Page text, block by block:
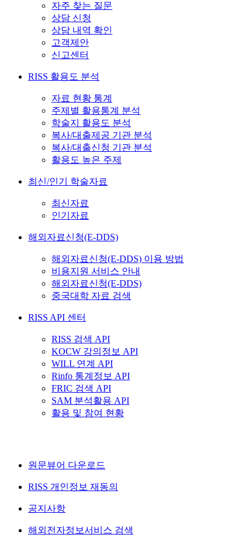
자주 찾는 질문
상담 신청
상담 내역 확인
고객제안
신고센터
RISS 활용도 분석
자료 현황 통계
주제별 활용통계 분석
학술지 활용도 분석
복사/대출제공 기관 분석
복사/대출신청 기관 분석
활용도 높은 주제
최신/인기 학술자료
최신자료
인기자료
해외자료신청(E-DDS)
해외자료신청(E-DDS) 이용 방법
비용지원 서비스 안내
해외자료신청(E-DDS)
중국대학 자료 검색
RISS API 센터
RISS 검색 API
KOCW 강의정보 API
WILL 연계 API
Rinfo 통계정보 API
FRIC 검색 API
SAM 분석활용 API
활용 및 참여 현황
원문뷰어 다운로드
RISS 개인정보 재동의
공지사항
해외전자정보서비스 검색